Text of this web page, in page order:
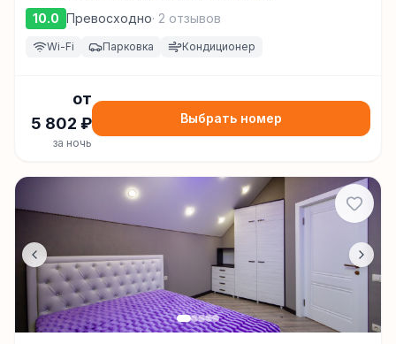
10.0 Превосходно· 2 отзывов
Wi-Fi Парковка Кондиционер
от
5 802 ₽
за ночь
Выбрать номер